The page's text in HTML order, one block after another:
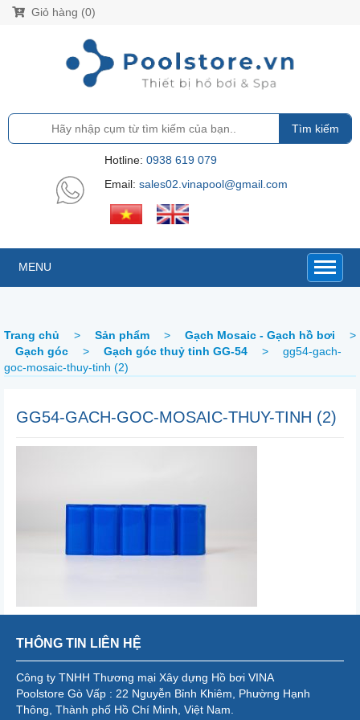
Giỏ hàng (0)
Tìm kiếm
Hotline: 0938 619 079
Email: sales02.vinapool@gmail.com
MENU
Trang chủ > Sản phẩm > Gạch Mosaic - Gạch hồ bơi
>
Gạch góc
> Gạch góc thuỷ tinh GG-54 >
gg54-gach-
goc-mosaic-thuy-tinh (2)
GG54-GACH-GOC-MOSAIC-THUY-TINH (2)
THÔNG TIN LIÊN HỆ
Công ty TNHH Thương mại Xây dựng Hồ bơi VINA
Poolstore Gò Vấp : 22 Nguyễn Bỉnh Khiêm, Phường Hạnh
Thông, Thành phố Hồ Chí Minh, Việt Nam.